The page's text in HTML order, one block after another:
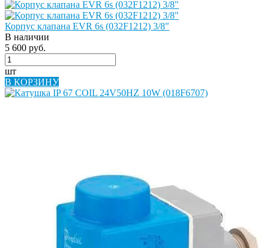
Корпус клапана EVR 6s (032F1212) 3/8"
В наличии
5 600 руб.
шт
В КОРЗИНУ